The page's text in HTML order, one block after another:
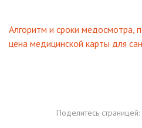
Алгоритм и сроки медосмотра,
цена медицинской карты для
Поделитесь страницей: